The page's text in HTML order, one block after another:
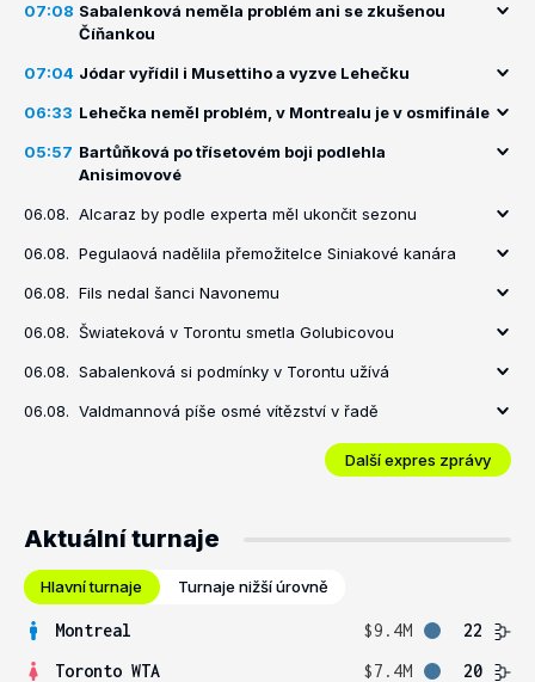
07:08 Sabalenková neměla problém ani se zkušenou
Číňankou
07:04 Jódar vyřídil i Musettiho a vyzve Lehečku
06:33 Lehečka neměl problém, v Montrealu je v osmifinále
05:57 Bartůňková po třísetovém boji podlehla
Anisimovové
06.08. Alcaraz by podle experta měl ukončit sezonu
06.08. Pegulaová nadělila přemožitelce Siniakové kanára
06.08. Fils nedal šanci Navonemu
06.08. Šwiateková v Torontu smetla Golubicovou
06.08. Sabalenková si podmínky v Torontu užívá
06.08. Valdmannová píše osmé vítězství v řadě
Další expres zprávy
Aktuální turnaje
Hlavní turnaje Turnaje nižší úrovně
Montreal $9.4M
22
Toronto WTA
$7.4M 20